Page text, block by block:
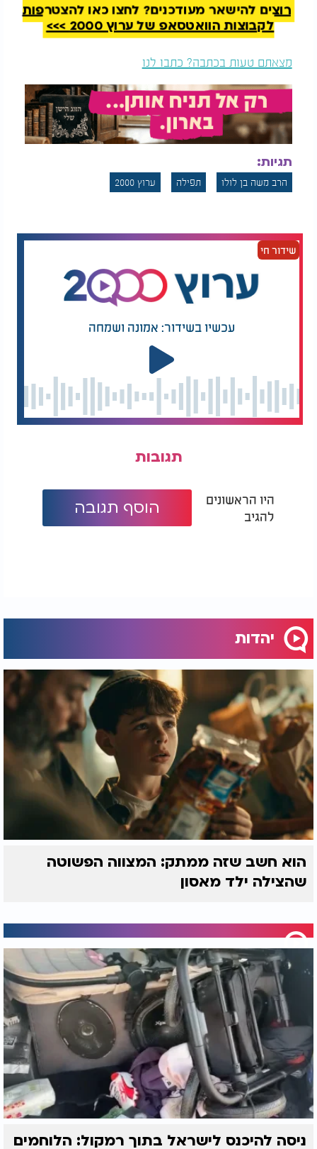
רוצים להישאר מעודכנים? לחצו כאן להצטרפות
לקבוצות הוואטסאפ של ערוץ 2000 >>>
מצאתם טעות בכתבה? כתבו לנו
תגיות:
הרב משה בן לולו תפילה ערוץ 2000
שידור חי
עכשיו בשידור: אמונה ושמחה
תגובות
היו הראשונים
להגיב
הוסף תגובה
יהדות
הוא חשב שזה ממתק: המצווה הפשוטה
שהצילה ילד מאסון
ניסה להיכנס לישראל בתוך רמקול: הלוחמים